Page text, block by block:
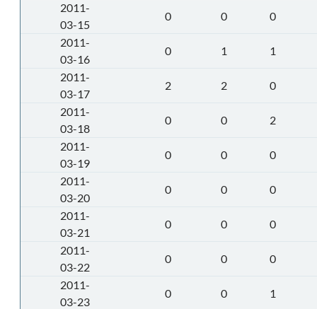
2011-
03-15
0 0
0
2011-
03-16
0 1
1
2011-
03-17
2 2
0
2011-
03-18
0 0
2
2011-
03-19
0 0
0
2011-
03-20
0 0
0
2011-
03-21
0 0
0
2011-
03-22
0 0
0
2011-
03-23
0 0
1